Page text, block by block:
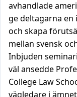
avhandlade
ge deltagarna
och skapa
mellan svensk
Inbjuden
väl ansedde
College Law
vägledare i